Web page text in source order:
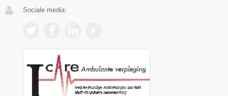
Sociale media: